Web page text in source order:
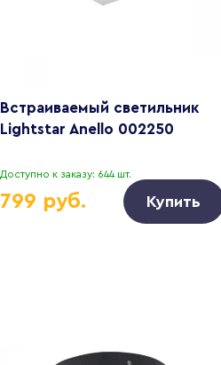
Встраиваемый светильник
Lightstar Anello 002250
Доступно к заказу: 644 шт.
799 руб. Купить